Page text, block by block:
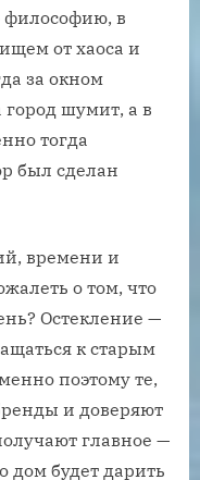
философию, в
от хаоса и
за окном
город шумит, а в
тогда
был сделан
времени и
о том, что
Остекление —
к старым
поэтому те,
и доверяют
главное —
дом будет дарить